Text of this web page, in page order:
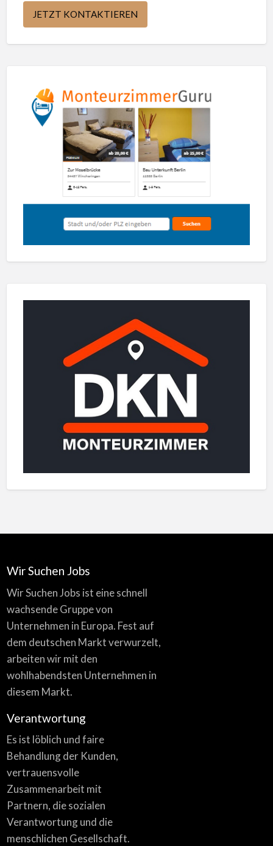
JETZT KONTAKTIEREN
Wir Suchen Jobs
Wir Suchen Jobs ist eine schnell
wachsende Gruppe von
Unternehmen in Europa. Fest auf
dem deutschen Markt verwurzelt,
arbeiten wir mit den
wohlhabendsten Unternehmen in
diesem Markt.
Verantwortung
Es ist löblich und faire
Behandlung der Kunden,
vertrauensvolle
Zusammenarbeit mit
Partnern, die sozialen
Verantwortung und die
menschlichen Gesellschaft.